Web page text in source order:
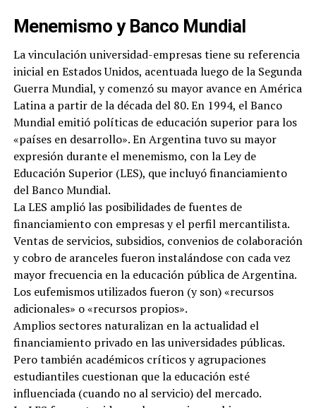
Menemismo y Banco Mundial
La vinculación universidad-empresas tiene su referencia
inicial en Estados Unidos, acentuada luego de la Segunda
Guerra Mundial, y comenzó su mayor avance en América
Latina a partir de la década del 80. En 1994, el Banco
Mundial emitió políticas de educación superior para los
«países en desarrollo». En Argentina tuvo su mayor
expresión durante el menemismo, con la Ley de
Educación Superior (LES), que incluyó financiamiento
del Banco Mundial.
La LES amplió las posibilidades de fuentes de
financiamiento con empresas y el perfil mercantilista.
Ventas de servicios, subsidios, convenios de colaboración
y cobro de aranceles fueron instalándose con cada vez
mayor frecuencia en la educación pública de Argentina.
Los eufemismos utilizados fueron (y son) «recursos
adicionales» o «recursos propios».
Amplios sectores naturalizan en la actualidad el
financiamiento privado en las universidades públicas.
Pero también académicos críticos y agrupaciones
estudiantiles cuestionan que la educación esté
influenciada (cuando no al servicio) del mercado.